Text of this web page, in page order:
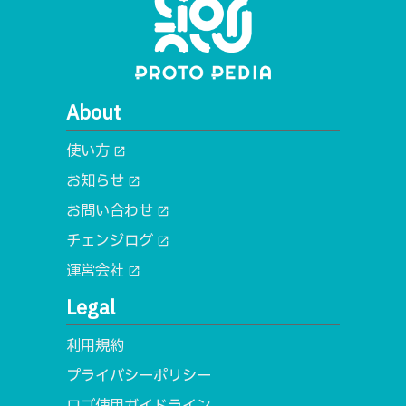
About
使い方 open_in_new
お知らせ open_in_new
お問い合わせ open_in_new
チェンジログ open_in_new
運営会社 open_in_new
Legal
利用規約
プライバシーポリシー